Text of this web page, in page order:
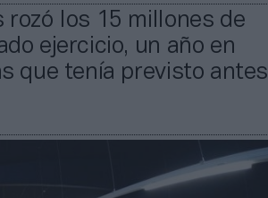
rozó los 15 millones de
ejercicio, un año en
que tenía previsto antes